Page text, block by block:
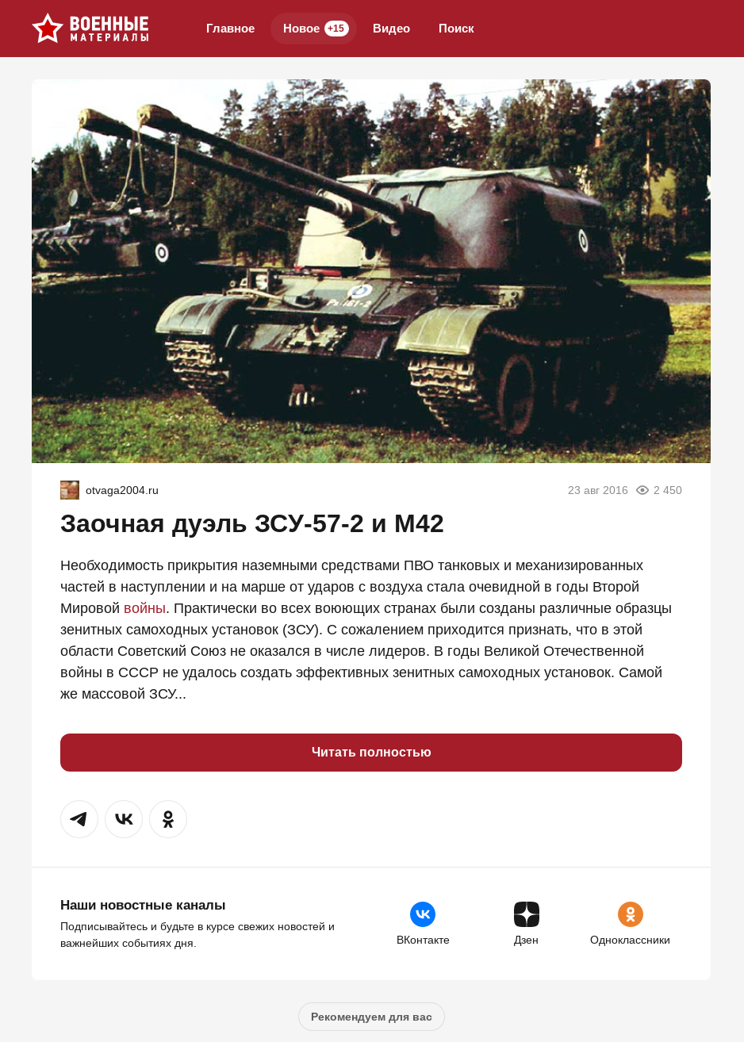
Главное Новое +15 Видео Поиск
otvaga2004.ru 23 авг 2016 2 450
Заочная дуэль ЗСУ-57-2 и М42
Необходимость прикрытия наземными средствами ПВО танковых и механизированных
частей в наступлении и на марше от ударов с воздуха стала очевидной в годы Второй
Мировой войны. Практически во всех воюющих странах были созданы различные образцы
зенитных самоходных установок (ЗСУ). С сожалением приходится признать, что в этой
области Советский Союз не оказался в числе лидеров. В годы Великой Отечественной
войны в СССР не удалось создать эффективных зенитных самоходных установок. Самой
же массовой ЗСУ...
Читать полностью
Наши новостные каналы
Подписывайтесь и будьте в курсе свежих новостей и
важнейших событиях дня.
ВКонтакте Дзен Одноклассники
Рекомендуем для вас